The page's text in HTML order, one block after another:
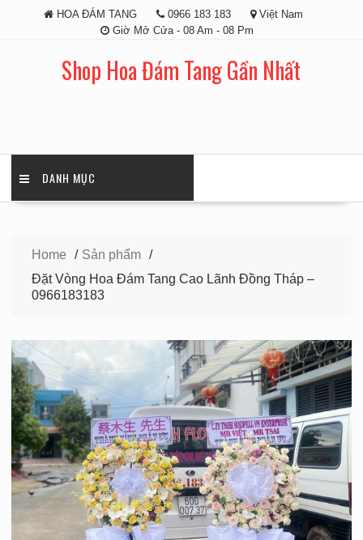
HOA ĐÁM TANG 0966 183 183
Việt Nam
Giờ Mở Cửa - 08 Am - 08 Pm
Shop Hoa Đám Tang Gần Nhất
DANH MỤC
Home
Sản phẩm
Đặt Vòng Hoa Đám Tang Cao Lãnh Đồng Tháp –
0966183183